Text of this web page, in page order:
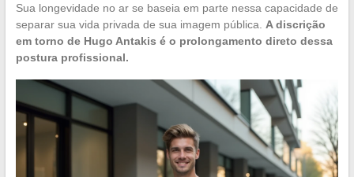
Sua longevidade no ar se baseia em parte nessa capacidade de
separar sua vida privada de sua imagem pública. A discrição
em torno de Hugo Antakis é o prolongamento direto dessa
postura profissional.